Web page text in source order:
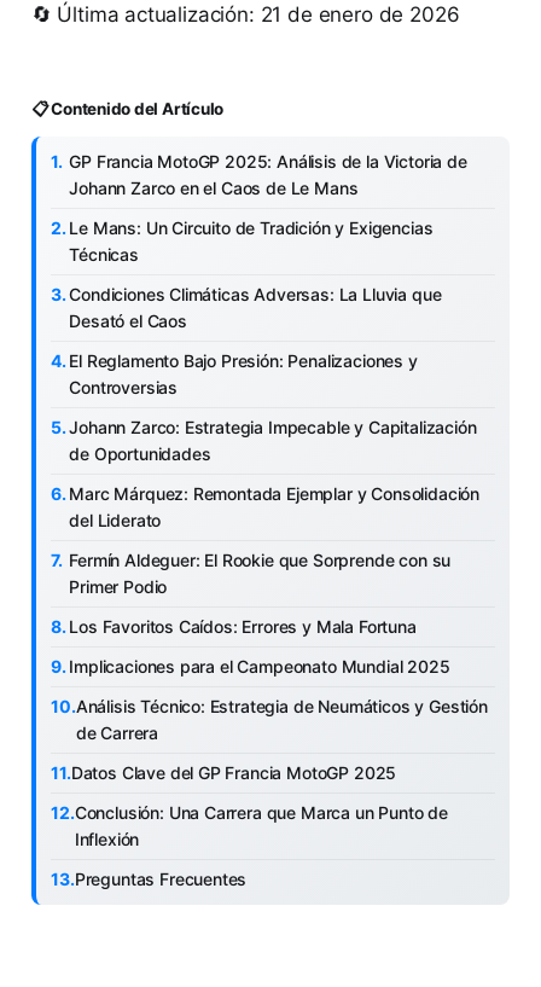
🔄 Última actualización: 21 de enero de 2026
📋 Contenido del Artículo
GP Francia MotoGP 2025: Análisis de la Victoria de
Johann Zarco en el Caos de Le Mans
Le Mans: Un Circuito de Tradición y Exigencias
Técnicas
Condiciones Climáticas Adversas: La Lluvia que
Desató el Caos
El Reglamento Bajo Presión: Penalizaciones y
Controversias
Johann Zarco: Estrategia Impecable y Capitalización
de Oportunidades
Marc Márquez: Remontada Ejemplar y Consolidación
del Liderato
Fermín Aldeguer: El Rookie que Sorprende con su
Primer Podio
Los Favoritos Caídos: Errores y Mala Fortuna
Implicaciones para el Campeonato Mundial 2025
Análisis Técnico: Estrategia de Neumáticos y Gestión
de Carrera
Datos Clave del GP Francia MotoGP 2025
Conclusión: Una Carrera que Marca un Punto de
Inflexión
Preguntas Frecuentes